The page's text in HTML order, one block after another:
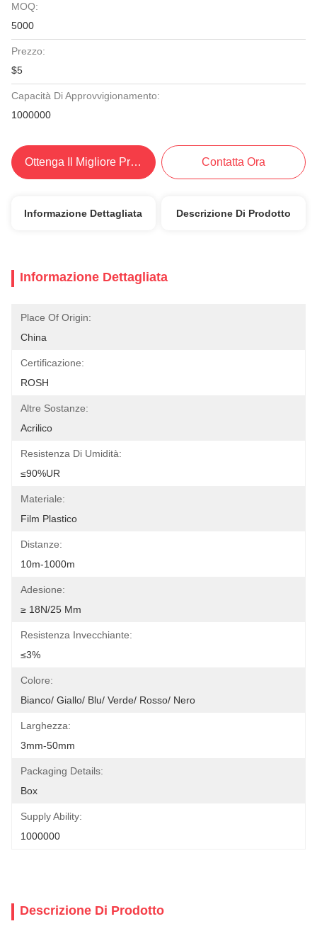
MOQ:
5000
Prezzo:
$5
Capacità Di Approvvigionamento:
1000000
Ottenga Il Migliore Prezzo Contatta Ora
Informazione Dettagliata Descrizione Di Prodotto
Informazione Dettagliata
Place Of Origin:
China
Certificazione:
ROSH
Altre Sostanze:
Acrilico
Resistenza Di Umidità:
≤90%UR
Materiale:
Film Plastico
Distanze:
10m-1000m
Adesione:
≥ 18N/25 Mm
Resistenza Invecchiante:
≤3%
Colore:
Bianco/ Giallo/ Blu/ Verde/ Rosso/ Nero
Larghezza:
3mm-50mm
Packaging Details:
Box
Supply Ability:
1000000
Descrizione Di Prodotto